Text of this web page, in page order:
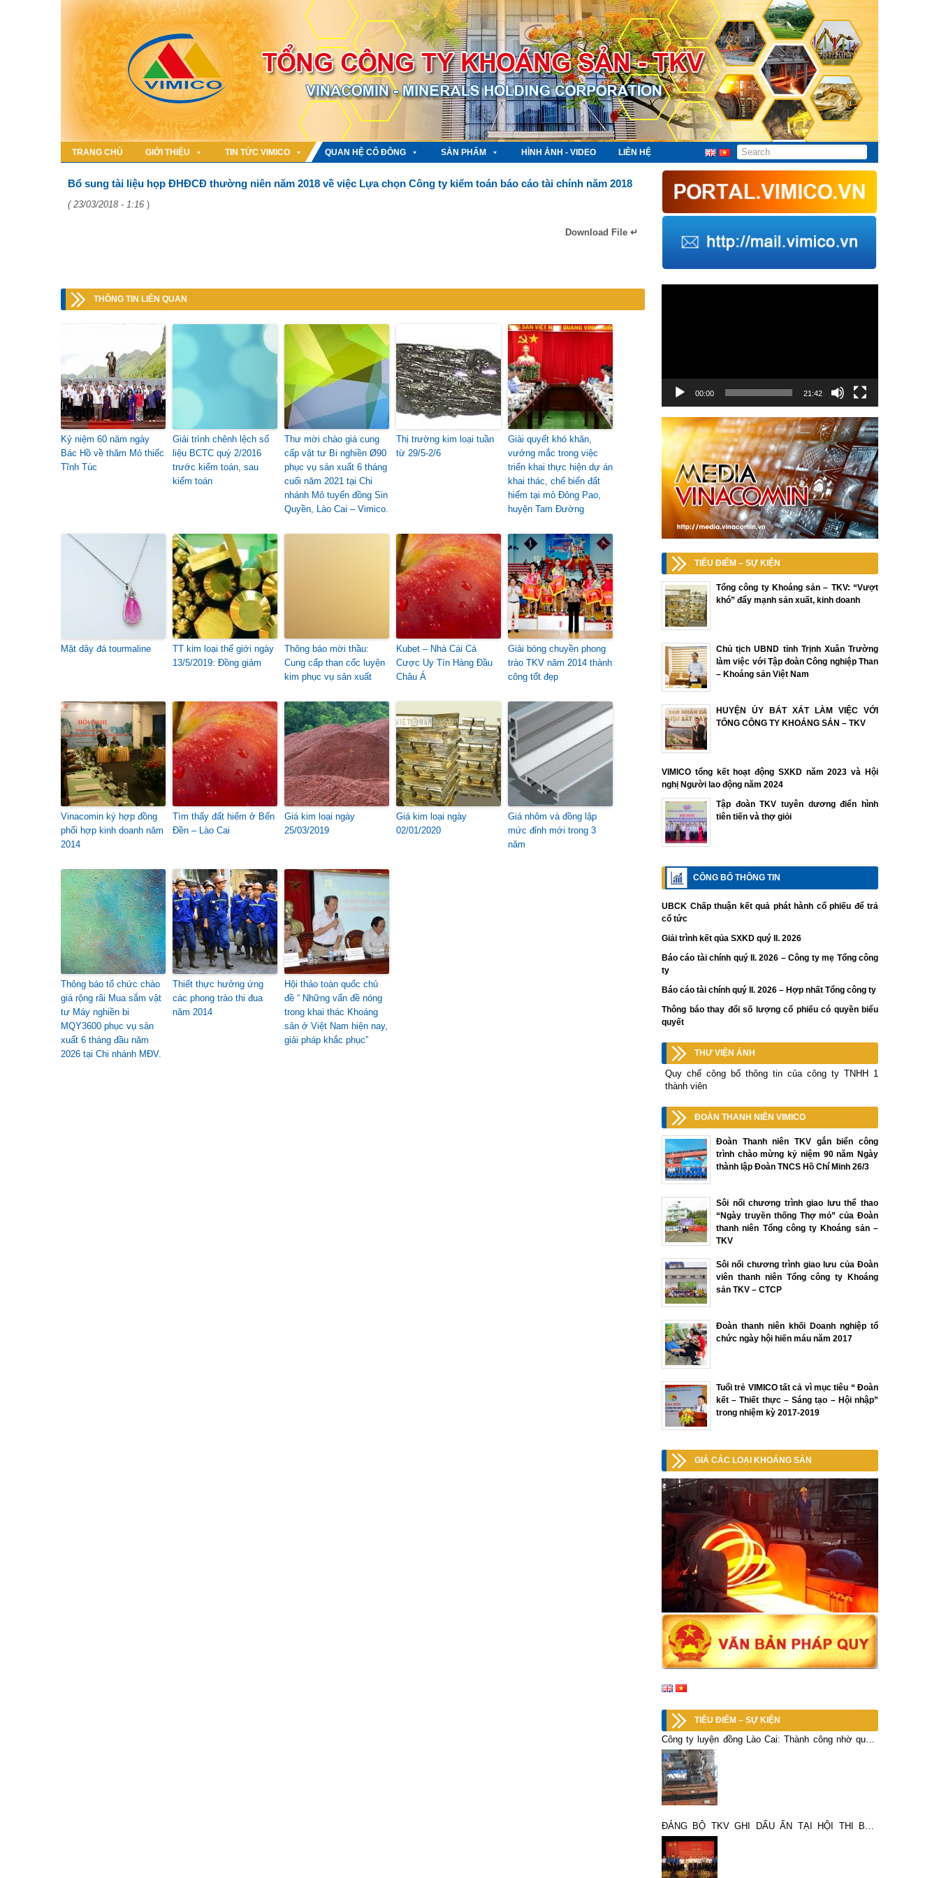
TRANG CHỦ GIỚI THIỆU TIN TỨC VIMICO QUAN HỆ CỔ ĐÔNG SẢN PHẨM HÌNH ẢNH - VIDEO LIÊN HỆ
Bổ sung tài liệu họp ĐHĐCĐ thường niên năm 2018 về việc Lựa chọn Công ty kiểm toán báo cáo tài chính năm 2018
( 23/03/2018 - 1:16 )
Download File ↵
THÔNG TIN LIÊN QUAN
Kỷ niệm 60 năm ngày
Bác Hồ về thăm Mỏ thiếc
Tĩnh Túc
Giải trình chênh lệch số
liệu BCTC quý 2/2016
trước kiểm toán, sau
kiểm toán
Thư mời chào giá cung
cấp vật tư Bi nghiền Ø90
phục vụ sản xuất 6 tháng
cuối năm 2021 tại Chi
nhánh Mỏ tuyển đồng Sin
Quyền, Lào Cai – Vimico.
Thị trường kim loại tuần
từ 29/5-2/6
Giải quyết khó khăn,
vướng mắc trong việc
triển khai thực hiện dự án
khai thác, chế biến đất
hiếm tại mỏ Đông Pao,
huyện Tam Đường
Mặt dây đá tourmaline
TT kim loại thế giới ngày
13/5/2019: Đồng giảm
Thông báo mời thầu:
Cung cấp than cốc luyện
kim phục vụ sản xuất
Kubet – Nhà Cái Cá
Cược Uy Tín Hàng Đầu
Châu Á
Giải bóng chuyền phong
trào TKV năm 2014 thành
công tốt đẹp
Vinacomin ký hợp đồng
phối hợp kinh doanh năm
2014
Tìm thấy đất hiếm ở Bến
Đền – Lào Cai
Giá kim loại ngày
25/03/2019
Giá kim loại ngày
02/01/2020
Giá nhôm và đồng lập
mức đỉnh mới trong 3
năm
Thông báo tổ chức chào
giá rộng rãi Mua sắm vật
tư Máy nghiền bi
MQY3600 phục vụ sản
xuất 6 tháng đầu năm
2026 tại Chi nhánh MĐV.
Thiết thực hưởng ứng
các phong trào thi đua
năm 2014
Hội thảo toàn quốc chủ
đề “ Những vấn đề nóng
trong khai thác Khoáng
sản ở Việt Nam hiện nay,
giải pháp khắc phục”
00:00 21:42
TIÊU ĐIỂM – SỰ KIỆN
Tổng công ty Khoáng sản – TKV: “Vượt
khó” đẩy mạnh sản xuất, kinh doanh
Chủ tịch UBND tỉnh Trịnh Xuân Trường
làm việc với Tập đoàn Công nghiệp Than
– Khoáng sản Việt Nam
HUYỆN ỦY BÁT XÁT LÀM VIỆC VỚI
TỔNG CÔNG TY KHOÁNG SẢN – TKV
VIMICO tổng kết hoạt động SXKD năm 2023 và Hội
nghị Người lao động năm 2024
Tập đoàn TKV tuyên dương điển hình
tiên tiến và thợ giỏi
CÔNG BỐ THÔNG TIN
UBCK Chấp thuận kết quả phát hành cổ phiếu để trả
cổ tức
Giải trình kết qủa SXKD quý II. 2026
Báo cáo tài chính quý II. 2026 – Công ty mẹ Tổng công
ty
Báo cáo tài chính quý II. 2026 – Hợp nhất Tổng công ty
Thông báo thay đổi số lượng cổ phiếu có quyền biểu
quyết
THƯ VIỆN ẢNH
Quy chế công bố thông tin của công ty TNHH 1
thành viên
ĐOÀN THANH NIÊN VIMICO
Đoàn Thanh niên TKV gắn biển công
trình chào mừng kỷ niệm 90 năm Ngày
thành lập Đoàn TNCS Hồ Chí Minh 26/3
Sôi nổi chương trình giao lưu thể thao
“Ngày truyền thống Thợ mỏ” của Đoàn
thanh niên Tổng công ty Khoáng sản –
TKV
Sôi nổi chương trình giao lưu của Đoàn
viên thanh niên Tổng công ty Khoáng
sản TKV – CTCP
Đoàn thanh niên khối Doanh nghiệp tổ
chức ngày hội hiến máu năm 2017
Tuổi trẻ VIMICO tất cả vì mục tiêu “ Đoàn
kết – Thiết thực – Sáng tạo – Hội nhập”
trong nhiệm kỳ 2017-2019
GIÁ CÁC LOẠI KHOÁNG SẢN
TIÊU ĐIỂM – SỰ KIỆN
Công ty luyện đồng Lào Cai: Thành công nhờ quyết
sách đúng
ĐẢNG BỘ TKV GHI DẤU ẤN TẠI HỘI THI BÁO
CÁO VIÊN, TUYÊN TRUYỀN VIÊN GIỎI ĐẢNG BỘ
BỘ TÀI CHÍNH NĂM 2026